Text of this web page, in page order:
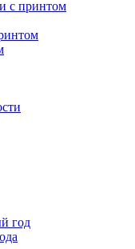
с принтом
год